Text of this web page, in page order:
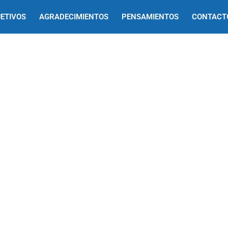
AGRADECIMIENTOS PENSAMIENTOS